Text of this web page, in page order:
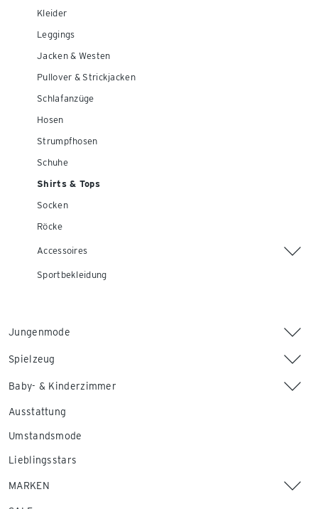
Kleider
Leggings
Jacken & Westen
Pullover & Strickjacken
Schlafanzüge
Hosen
Strumpfhosen
Schuhe
Shirts & Tops
Socken
Röcke
Accessoires
Sportbekleidung
Jungenmode
Spielzeug
Baby- & Kinderzimmer
Ausstattung
Umstandsmode
Lieblingsstars
MARKEN